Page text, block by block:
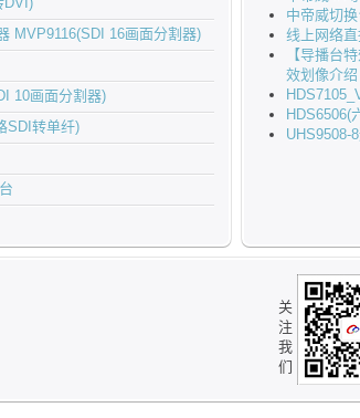
MVP9116(SDI 16画面分割器)
10画面分割器)
SDI转单纤)
中帝威切
线上网络
【导播台
效划像介绍
HDS6506(
UHS9508-
关
注
我
们